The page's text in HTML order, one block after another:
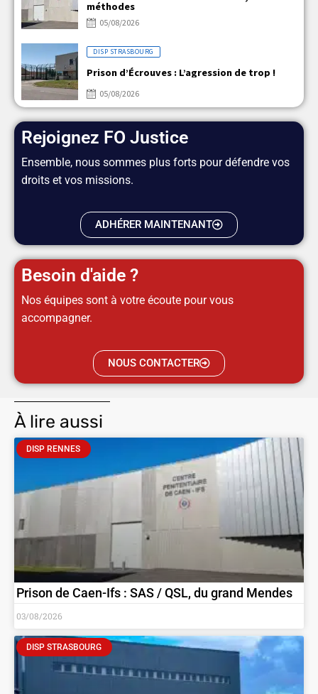
méthodes
05/08/2026
DISP STRASBOURG
Prison d’Écrouves : L’agression de trop !
05/08/2026
Rejoignez FO Justice
Ensemble, nous sommes plus forts pour défendre vos
droits et vos missions.
ADHÉRER MAINTENANT
Besoin d'aide ?
Nos équipes sont à votre écoute pour vous
accompagner.
NOUS CONTACTER
À lire aussi
DISP RENNES
Prison de Caen-Ifs : SAS / QSL, du grand Mendes
03/08/2026
DISP STRASBOURG